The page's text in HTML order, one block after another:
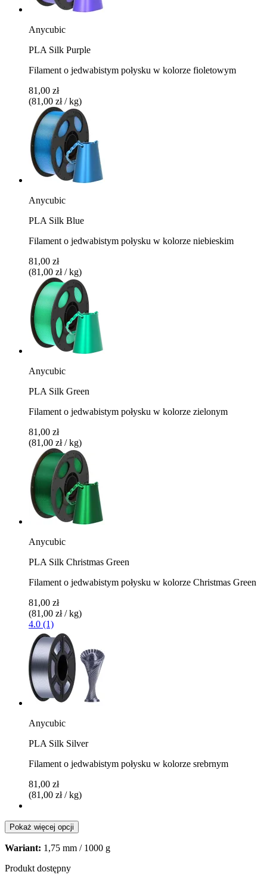
Anycubic
PLA Silk Purple
Filament o jedwabistym połysku w kolorze fioletowym
81,00 zł
(81,00 zł / kg)
Anycubic
PLA Silk Blue
Filament o jedwabistym połysku w kolorze niebieskim
81,00 zł
(81,00 zł / kg)
Anycubic
PLA Silk Green
Filament o jedwabistym połysku w kolorze zielonym
81,00 zł
(81,00 zł / kg)
Anycubic
PLA Silk Christmas Green
Filament o jedwabistym połysku w kolorze Christmas Green
81,00 zł
(81,00 zł / kg)
4.0 (1)
Anycubic
PLA Silk Silver
Filament o jedwabistym połysku w kolorze srebrnym
81,00 zł
(81,00 zł / kg)
Pokaż więcej opcji
Wariant: 1,75 mm / 1000 g
Produkt dostępny